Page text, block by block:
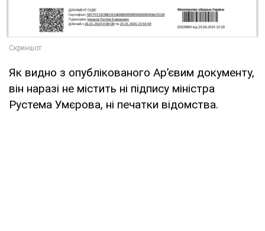
Як видно з опублікованого Ар’євим документу,
він наразі не містить ні підпису міністра
Рустема Умєрова, ні печатки відомства.